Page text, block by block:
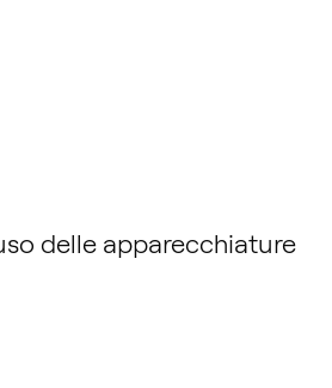
delle apparecchiature